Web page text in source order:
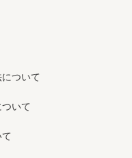
ついて
いて